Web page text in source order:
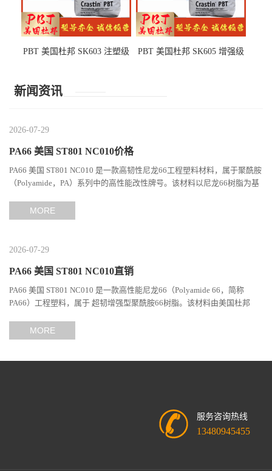
PBT 美国杜邦 SK603 注塑级
PBT 美国杜邦 SK605 增强级
新闻资讯
2026-07-29
PA66 美国 ST801 NC010价格
PA66 美国 ST801 NC010 是一款高韧性尼龙66工程塑料材料，属于聚酰胺
（Polyamide，PA）系列中的高性能改性牌号。该材料以尼龙66树脂为基
MORE
2026-07-29
PA66 美国 ST801 NC010直销
PA66 美国 ST801 NC010 是一款高性能尼龙66（Polyamide 66，简称
PA66）工程塑料，属于 超韧增强型聚酰胺66树脂。该材料由美国杜邦
MORE
服务咨询热线
13480945455